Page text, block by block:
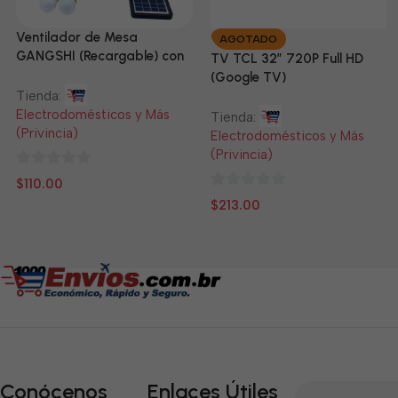
Ventilador de Mesa
GANGSHI (Recargable) con
Tienda:
Electrodomésticos y Más
(Privincia)
0
$110.00
AGOTADO
TV TCL 32” 720P Full HD
(Google TV)
Tienda:
Electrodomésticos y Más
(Privincia)
0
$213.00
Conócenos Enlaces Útiles